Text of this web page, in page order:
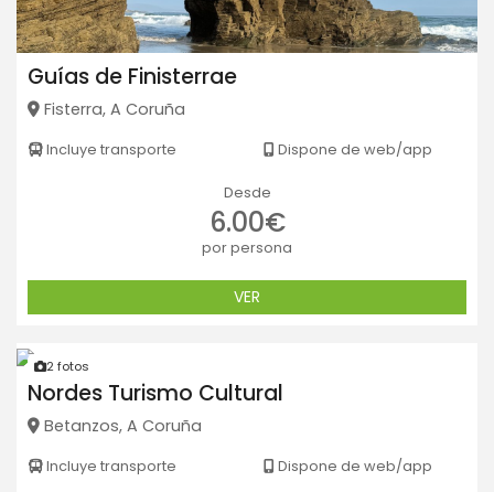
Guías de Finisterrae
Fisterra, A Coruña
Incluye transporte Dispone de web/app
Desde
6.00€
por persona
VER
2 fotos
Nordes Turismo Cultural
Betanzos, A Coruña
Incluye transporte Dispone de web/app